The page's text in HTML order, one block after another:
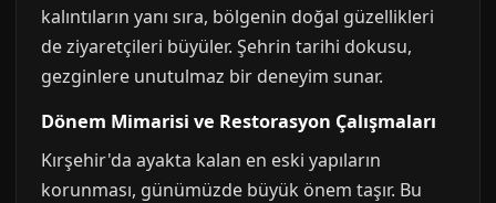
kalıntıların yanı sıra, bölgenin doğal güzellikleri
de ziyaretçileri büyüler. Şehrin tarihi dokusu,
gezginlere unutulmaz bir deneyim sunar.
Dönem Mimarisi ve Restorasyon Çalışmaları
Kırşehir'da ayakta kalan en eski yapıların
korunması, günümüzde büyük önem taşır. Bu